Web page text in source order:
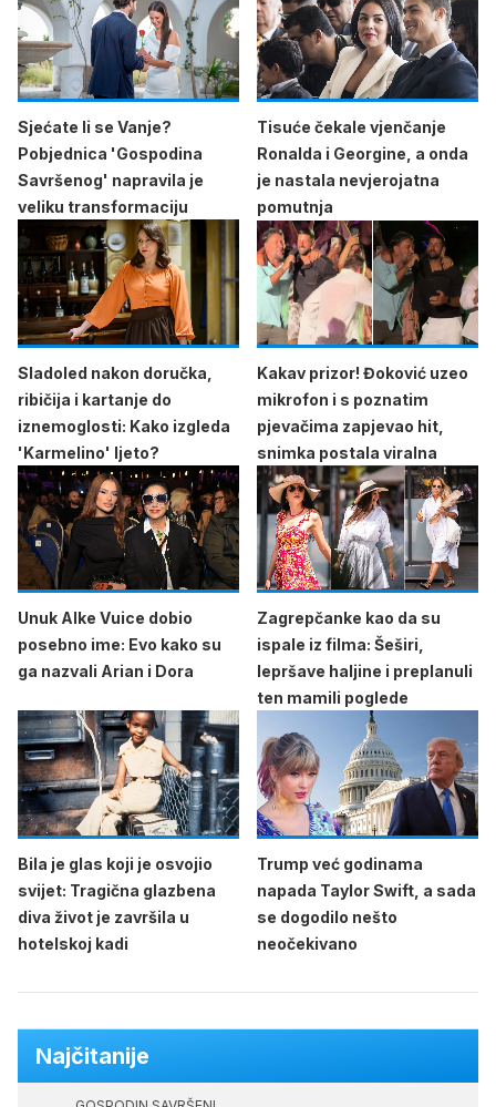
Sjećate li se Vanje?
Pobjednica 'Gospodina
Savršenog' napravila je
veliku transformaciju
Tisuće čekale vjenčanje
Ronalda i Georgine, a onda
je nastala nevjerojatna
pomutnja
Sladoled nakon doručka,
ribičija i kartanje do
iznemoglosti: Kako izgleda
'Karmelino' ljeto?
Kakav prizor! Đoković uzeo
mikrofon i s poznatim
pjevačima zapjevao hit,
snimka postala viralna
Unuk Alke Vuice dobio
posebno ime: Evo kako su
ga nazvali Arian i Dora
Zagrepčanke kao da su
ispale iz filma: Šeširi,
lepršave haljine i preplanuli
ten mamili poglede
Bila je glas koji je osvojio
svijet: Tragična glazbena
diva život je završila u
hotelskoj kadi
Trump već godinama
napada Taylor Swift, a sada
se dogodilo nešto
neočekivano
Najčitanije